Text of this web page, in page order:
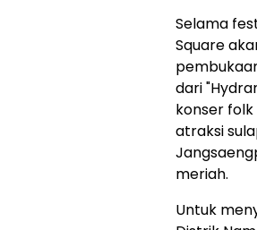
Selama
Square
dari
konser
atraksi
meriah.
Untuk